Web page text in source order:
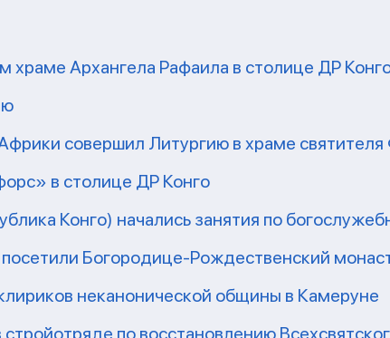
Архангела Рафаила в столице ДР
совершил Литургию в храме
в столице ДР Конго
Конго) начались занятия по
Богородице-Рождественский
неканонической общины в Камеруне
по восстановлению